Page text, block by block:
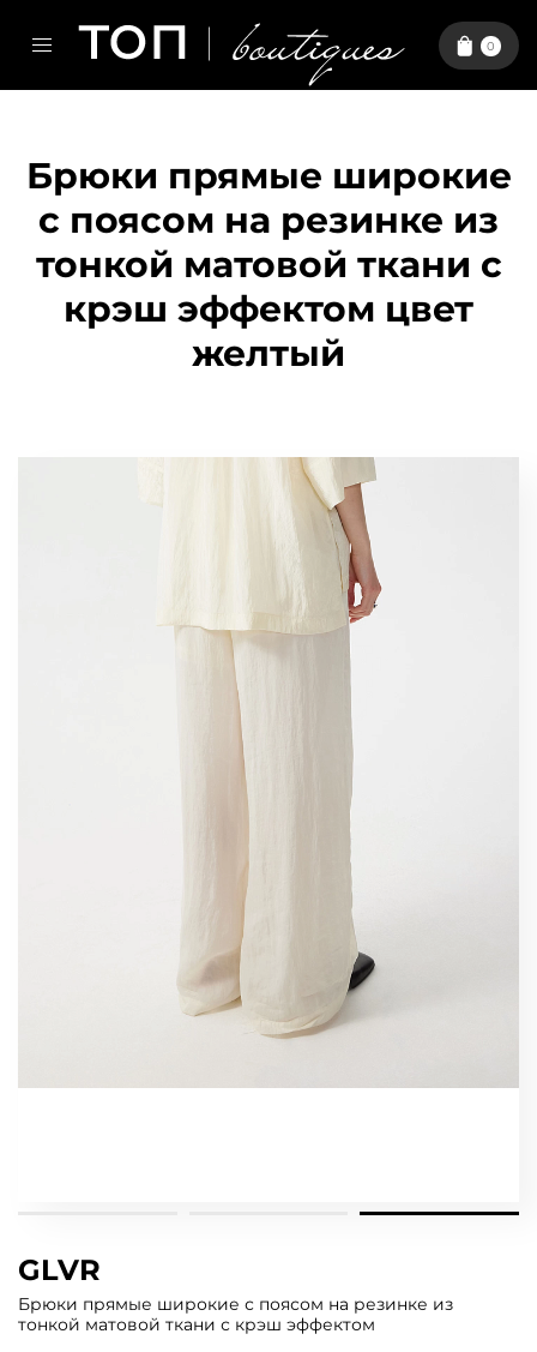
0
Брюки прямые широкие
с поясом на резинке из
тонкой матовой ткани с
крэш эффектом цвет
желтый
GLVR
Брюки прямые широкие с поясом на резинке из
тонкой матовой ткани с крэш эффектом